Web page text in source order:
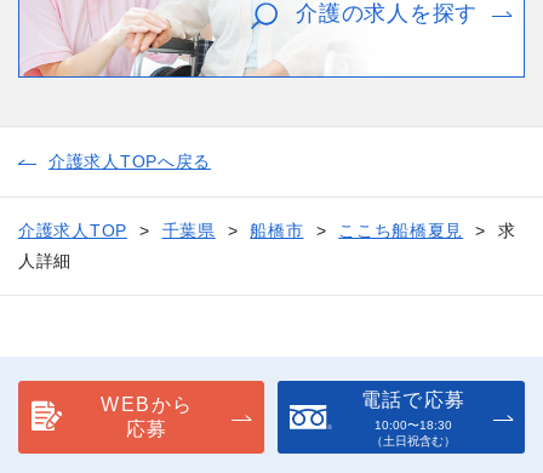
介護の求人を探す
介護求人TOPへ戻る
介護求人TOP 千葉県 船橋市 ここち船橋夏見
求
人詳細
WEBから
応募
電話で応募
10:00〜18:30
（土日祝含む）